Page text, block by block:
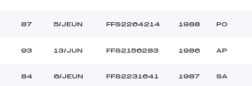
87 5/JEUN FFS2264214 1988 PO
93 13/JUN FFS2156283 1986 AP
84 6/JEUN FFS2231641 1987 SA